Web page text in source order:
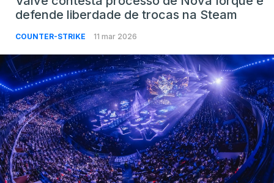
defende liberdade de trocas na Steam
COUNTER-STRIKE 11 mar 2026